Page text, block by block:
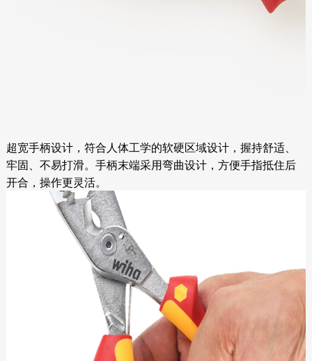
超宽手柄设计，符合人体工学的软硬区域设计，握持舒适、
牢固、不易打滑。手柄末端采用弯曲设计，方便手指抵住后
开合，操作更灵活。